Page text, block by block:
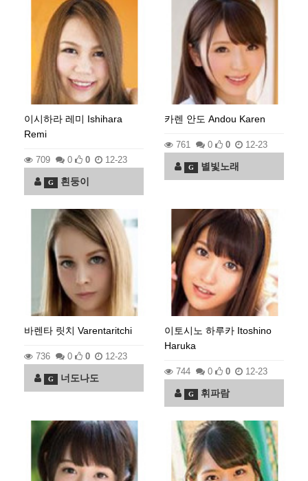
이시하라 레미 Ishihara
Remi
709 0 0 12-23
G 흰둥이
카렌 안도 Andou Karen
761 0 0 12-23
G 별빛노래
바렌타 릿치 Varentaritchi
736 0 0 12-23
G 너도나도
이토시노 하루카 Itoshino
Haruka
744 0 0 12-23
G 휘파람